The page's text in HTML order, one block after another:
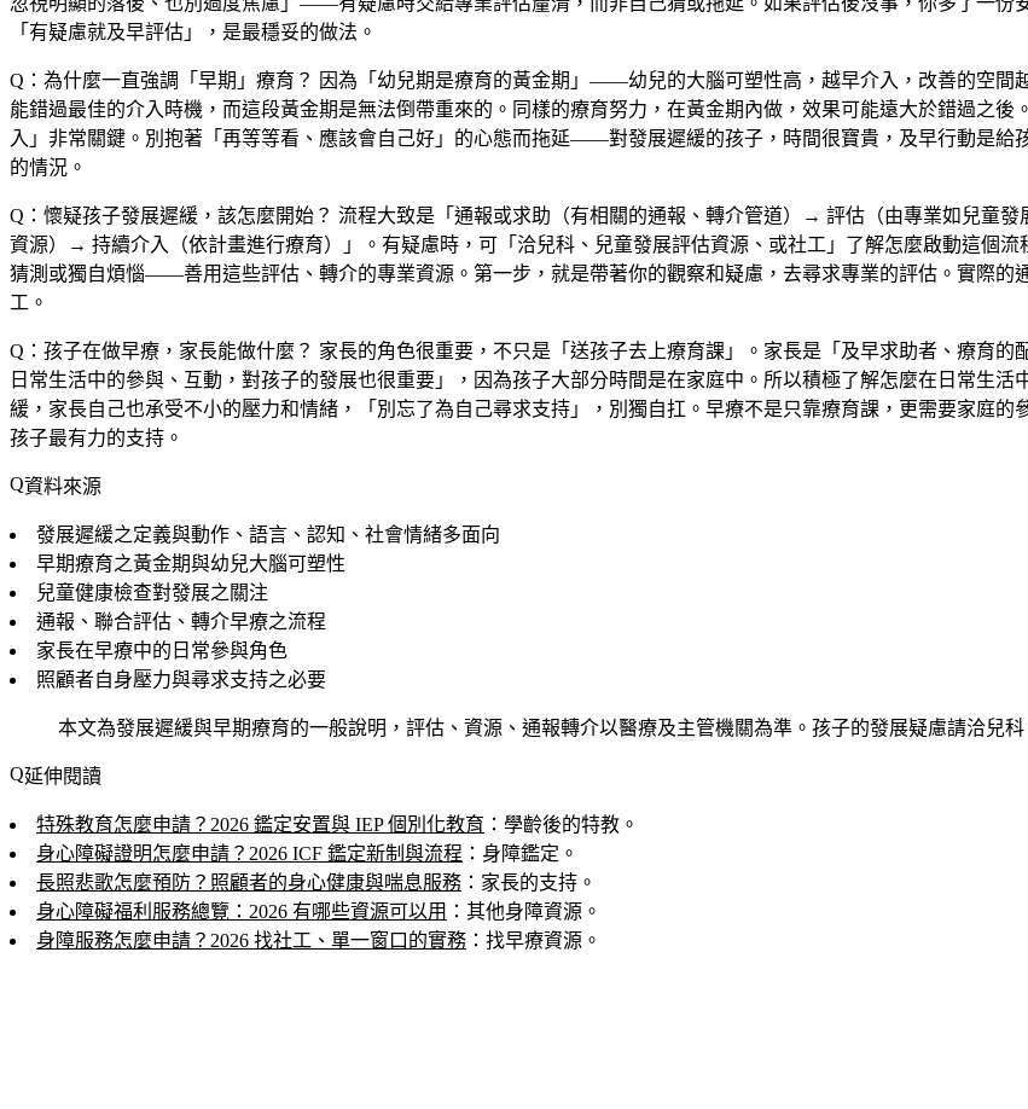
「有疑慮就及早評估」，是最穩妥的做法。
Q：為什麼一直強調「早期」療育？
因為「幼兒期是療育的黃金期」——幼兒的大腦可塑性高，越早介入，改善的空
能錯過最佳的介入時機，而這段黃金期是無法倒帶重來的。同樣的療育努力，在黃金期內做，效果可能遠大於錯過之
入」非常關鍵。別抱著「再等等看、應該會自己好」的心態而拖延——對發展遲緩的孩子，時間很寶貴，及早行動是給
的情況。
Q：懷疑孩子發展遲緩，該怎麼開始？ 流程大致是「通報或求助（有相關的通報、轉介管道）→ 評估（由專業如兒童
資源）→ 持續介入（依計畫進行療育）」。有疑慮時，可「洽兒科、兒童發展評估資源、或社工」了解怎麼啟動這個
猜測或獨自煩惱——善用這些評估、轉介的專業資源。第一步，就是帶著你的觀察和疑慮，去尋求專業的評估。實際的
工。
Q：孩子在做早療，家長能做什麼？ 家長的角色很重要，不只是「送孩子去上療育課」。家長是「及早求助者、療育
日常生活中的參與、互動，對孩子的發展也很重要」，因為孩子大部分時間是在家庭中。所以積極了解怎麼在日常生
緩，家長自己也承受不小的壓力和情緒，「別忘了為自己尋求支持」，別獨自扛。早療不是只靠療育課，更需要家庭
孩子最有力的支持。
資料來源
發展遲緩之定義與動作、語言、認知、社會情緒多面向
早期療育之黃金期與幼兒大腦可塑性
兒童健康檢查對發展之關注
通報、聯合評估、轉介早療之流程
家長在早療中的日常參與角色
照顧者自身壓力與尋求支持之必要
本文為發展遲緩與早期療育的一般說明，評估、資源、通報轉介以醫療及主管機關為準。孩子的發展疑慮請洽兒科
延伸閱讀
特殊教育怎麼申請？2026 鑑定安置與 IEP 個別化教育 ：學齡後的特教。
身心障礙證明怎麼申請？2026 ICF 鑑定新制與流程 ：身障鑑定。
長照悲歌怎麼預防？照顧者的身心健康與喘息服務 ：家長的支持。
身心障礙福利服務總覽：2026 有哪些資源可以用 ：其他身障資源。
身障服務怎麼申請？2026 找社工、單一窗口的實務 ：找早療資源。